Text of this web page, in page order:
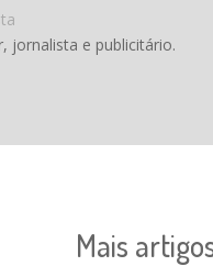
jornalista e publicitário.
Mais